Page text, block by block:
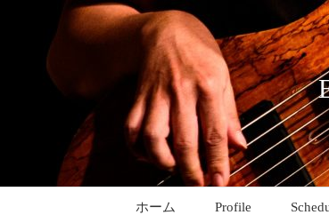
ッ
ホーム Profile